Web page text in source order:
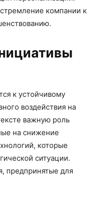
компании к
к устойчивому
воздействия на
важную роль
на снижение
которые
ситуации.
предпринятые для